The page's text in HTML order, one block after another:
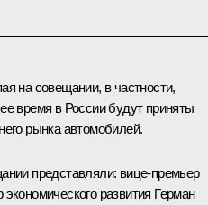
на совещании, в частности,
время в России будут приняты
рынка автомобилей.
представляли: вице-премьер
развития Герман